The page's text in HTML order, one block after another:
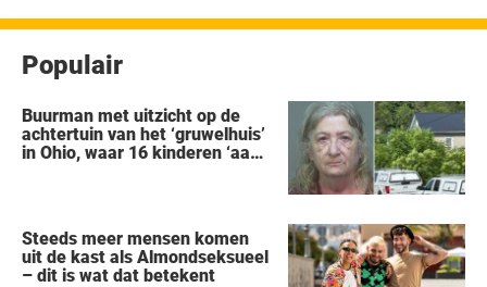
Populair
Buurman met uitzicht op de
achtertuin van het ‘gruwelhuis’
in Ohio, waar 16 kinderen ‘aan
Steeds meer mensen komen
uit de kast als Almondseksueel
– dit is wat dat betekent